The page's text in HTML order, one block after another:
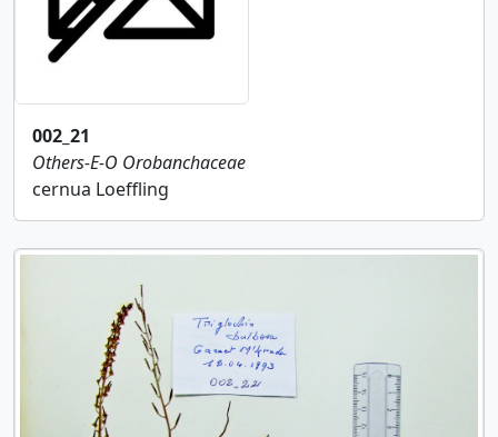
002_21
Others-E-O Orobanchaceae
cernua Loeffling